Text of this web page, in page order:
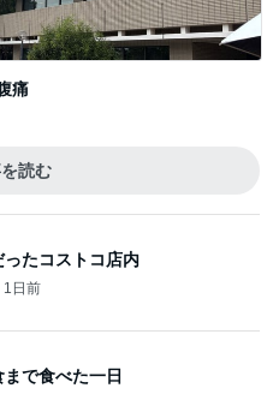
痛
読む
たコストコ店内
1日前
で食べた一日